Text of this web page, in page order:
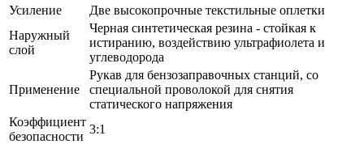
Усиление
Две высокопрочные текстильные оплетки
Наружный
слой
Черная синтетическая резина - стойкая к
истиранию, воздействию ультрафиолета и
углеводорода
Применение
Рукав для бензозаправочных станций, со
специальной проволокой для снятия
статического напряжения
Коэффициент
безопасности
3:1